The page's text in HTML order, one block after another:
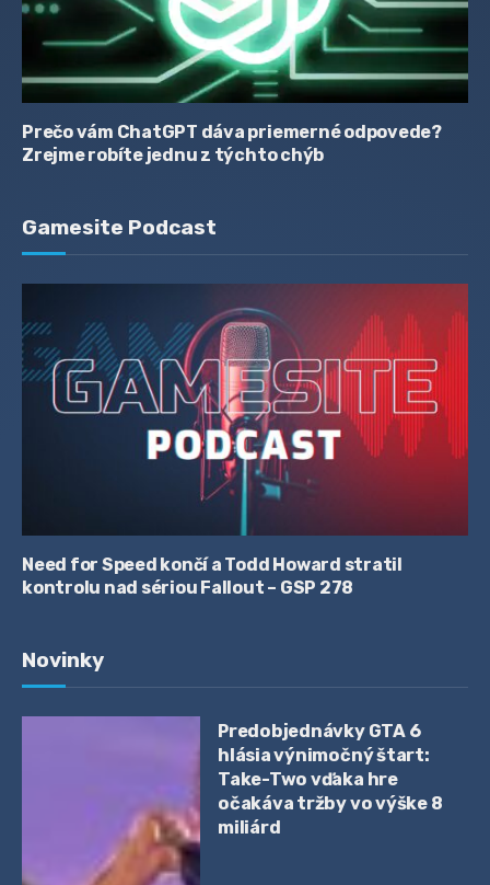
Prečo vám ChatGPT dáva priemerné odpovede?
Zrejme robíte jednu z týchto chýb
Gamesite Podcast
Need for Speed končí a Todd Howard stratil
kontrolu nad sériou Fallout – GSP 278
Novinky
Predobjednávky GTA 6
hlásia výnimočný štart:
Take-Two vďaka hre
očakáva tržby vo výške 8
miliárd